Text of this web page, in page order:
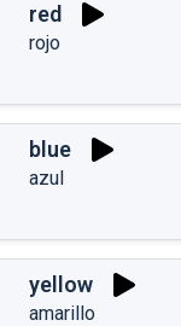
red
rojo
blue
azul
yellow
amarillo